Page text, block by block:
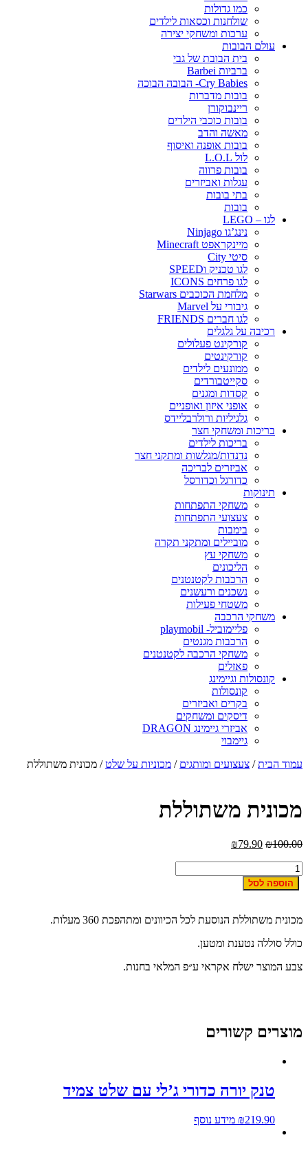
כמו גדולות
שולחנות וכסאות לילדים
ערכות ומשחקי יצירה
עולם הבובות
בית הבובת של גבי
ברביות Barbei
Cry Babies- הבובה הבוכה
בובות מדברות
ריינבוקורן
בובות כוכבי הילדים
מאשה והדב
בובות אופנה ואיסוף
לול L.O.L
בובות פרווה
עגלות ואביזרים
בתי בובות
בובות
לגו – LEGO
נינג’גו Ninjago
מיינקראפט Minecraft
סיטי City
לגו טכניק וSPEED
לגו פרחים ICONS
מלחמת הכוכבים Starwars
גיבורי על Marvel
לגו חברים FRIENDS
רכיבה על גלגלים
קורקינט פעלולים
קורקינטים
ממונעים לילדים
סקייטבורדים
קסדות ומגנים
אופני איזון ואופניים
גלגיליות ורולרבליידס
בריכות ומשחקי חצר
בריכות לילדים
נדנדות/מגלשות ומתקני חצר
אביזרים לבריכה
כדורגל וכדורסל
תינוקות
משחקי התפתחות
צעצועי התפתחות
בימבות
מוביילים ומתקני תקרה
משחקי עץ
הליכונים
הרכבות לקטנטנים
נשכנים ורעשנים
משטחי פעילות
משחקי הרכבה
פליימוביל- playmobil
הרכבות מגנטים
משחקי הרכבה לקטנטנים
פאזלים
קונסולות וגיימינג
קונסולות
בקרים ואביזרים
דיסקים ומשחקים
אביזרי גיימינג DRAGON
גיימבוי
עמוד הבית/ צעצועים ומותגים / מכוניות על שלט/ מכונית משתוללת
מכונית משתוללת
₪100.00
₪79.90
כמות
של
מכונית
הוספה לסל
מכונית משתוללת הנוסעת לכל הכיוונים ומתהפכת 360 מעלות.
כולל סוללה נטענת ומטען.
צבע המוצר ישלח אקראי ע״פ המלאי בחנות.
מוצרים קשורים
טנק יורה כדורי ג’לי עם שלט צמיד
₪219.90 מידע נוסף